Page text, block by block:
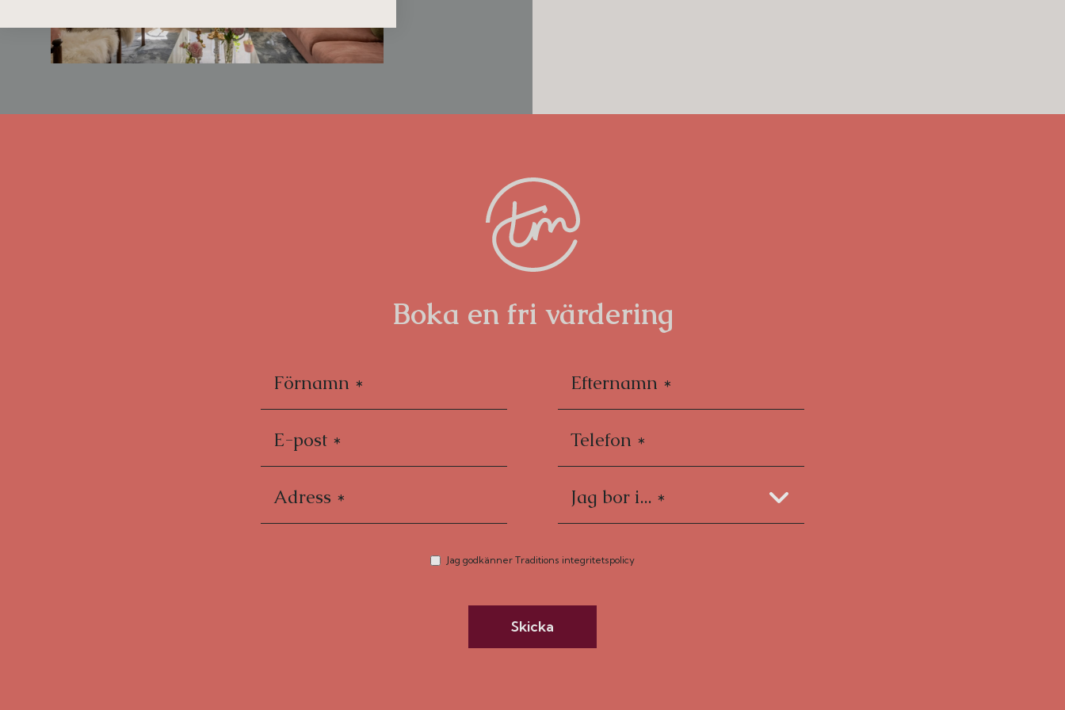
tvättmaskin/torktumlare från LG).
till den extra stora balkongen – ett härligt och möblerbart uterum under
kakel från Bricmate, golvvärme, dusch, vägghängd toalett, handfat på
Kombinationen av det svårslagna området, adressen, placeringen i fastigheten
samt bostadens fantastiska attribut ger ett boende på Östermalm utöver det
Boka en fri värdering
Jag godkänner Traditions integritetspolicy
Skicka